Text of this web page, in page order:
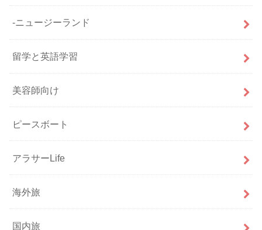
-ニュージーランド
留学と英語学習
美容師向け
ピースボート
アラサーLife
海外旅
国内旅